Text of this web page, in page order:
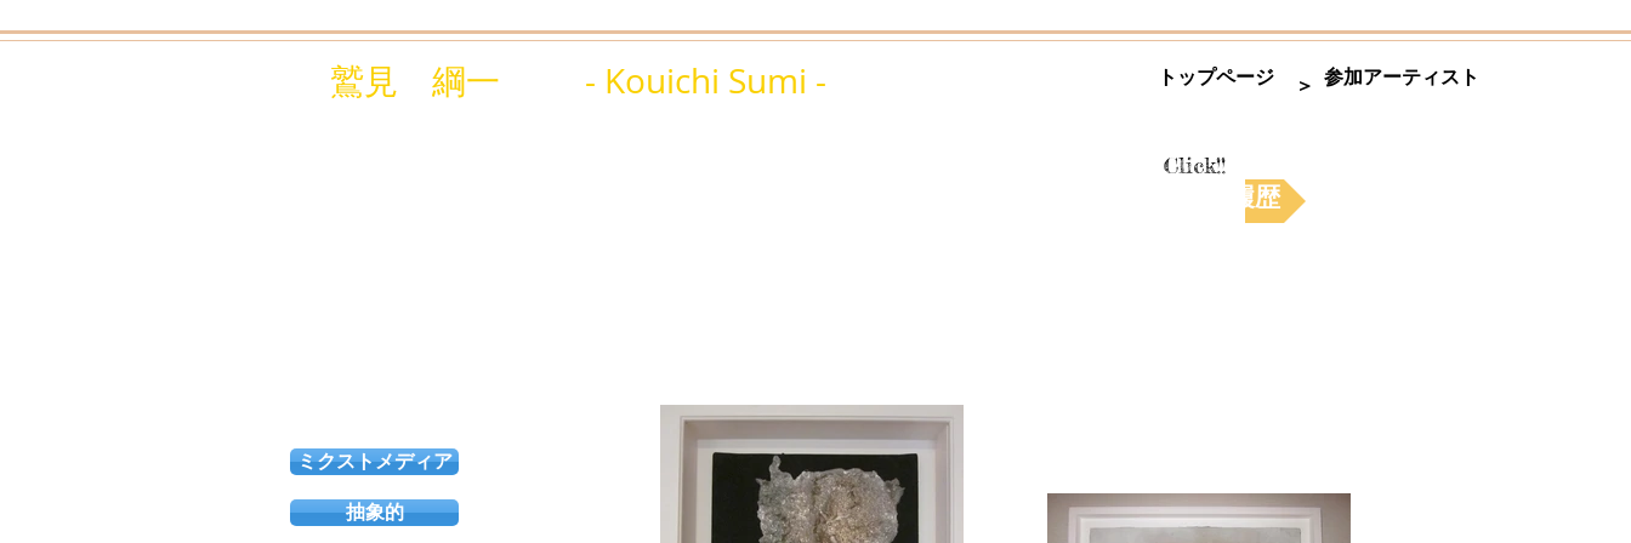
鷲見 綱一 - Kouichi Sumi - トップページ ＞ 参加アーティスト
Click!!
活動履歴
ミクストメディア
抽象的